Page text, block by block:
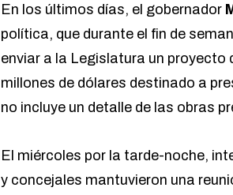
En los últimos días, el gobernador
política, que durante el fin de
enviar a la Legislatura un proyecto
millones de dólares destinado a
no incluye un detalle de las obras
El miércoles por la tarde-noche,
y concejales mantuvieron una